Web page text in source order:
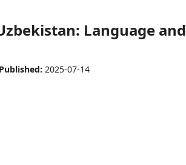
Language
Published: 2025-07-14